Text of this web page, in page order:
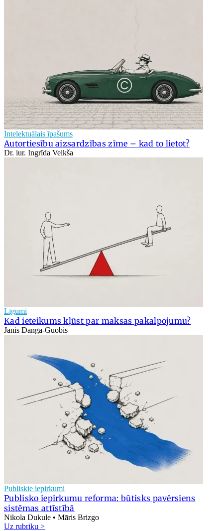
Intelektuālais īpašums
Autortiesību aizsardzības zīme – kad to lietot?
Dr. iur. Ingrīda Veikša
Līgumi
Kad ieteikums kļūst par maksas pakalpojumu?
Jānis Danga-Guobis
Publiskie iepirkumi
Publisko iepirkumu reforma: būtisks pavērsiens
sistēmas attīstībā
Nikola Dukule • Māris Brizgo
Uz rubriku >